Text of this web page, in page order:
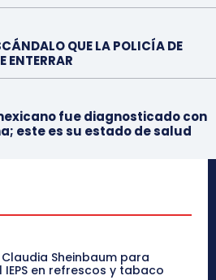
QUE LA POLICÍA DE
ENTERRAR
fue diagnosticado con
este es su estado de salud
Sheinbaum para
en refrescos y tabaco